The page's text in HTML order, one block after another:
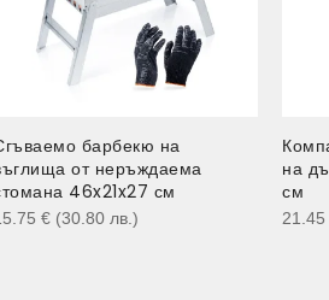
барбекю на
от неръждаема
46x21x27 см
€ (30.80 лв. )
на
см
21.45